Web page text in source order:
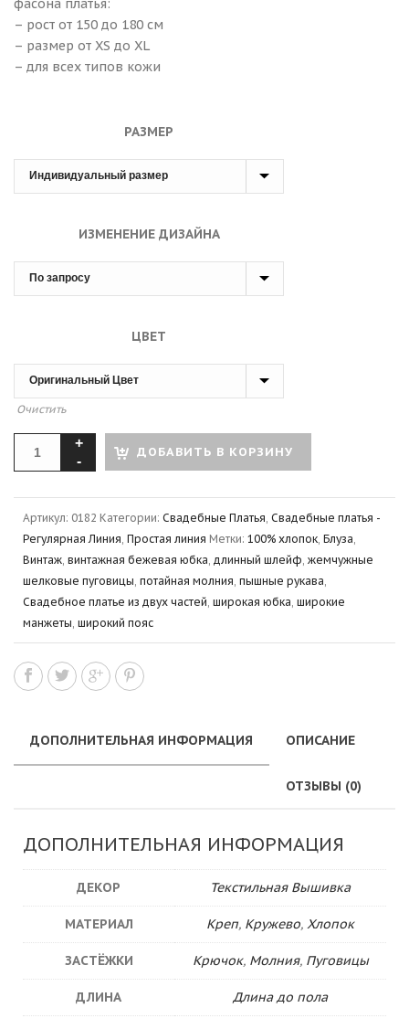
фасона платья:
– рост от 150 до 180 см
– размер от XS до XL
– для всех типов кожи
РАЗМЕР
ИЗМЕНЕНИЕ ДИЗАЙНА
ЦВЕТ
Очистить
ДОБАВИТЬ В КОРЗИНУ
Артикул: 0182 Категории: Свадебные Платья Свадебные платья -
Регулярная Линия Простая линия Метки: 100% хлопок Блуза
Винтаж винтажная бежевая юбка длинный шлейф жемчужные
шелковые пуговицы потайная молния пышные рукава
Свадебное платье из двух частей широкая юбка широкие
манжеты широкий пояс
ДОПОЛНИТЕЛЬНАЯ ИНФОРМАЦИЯ ОПИСАНИЕ
ОТЗЫВЫ (0)
ДОПОЛНИТЕЛЬНАЯ ИНФОРМАЦИЯ
ДЕКОР Текстильная Вышивка
МАТЕРИАЛ Креп, Кружево, Хлопок
ЗАСТЁЖКИ Крючок, Молния, Пуговицы
ДЛИНА Длина до пола